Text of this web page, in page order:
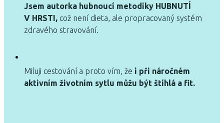
Jsem autorka hubnoucí metodiky HUBNUTÍ
V HRSTI, což není dieta, ale propracovaný systém
zdravého stravování.
Miluji cestování a proto vím, že i při náročném
aktivním životním sytlu můžu být štíhlá a fit.